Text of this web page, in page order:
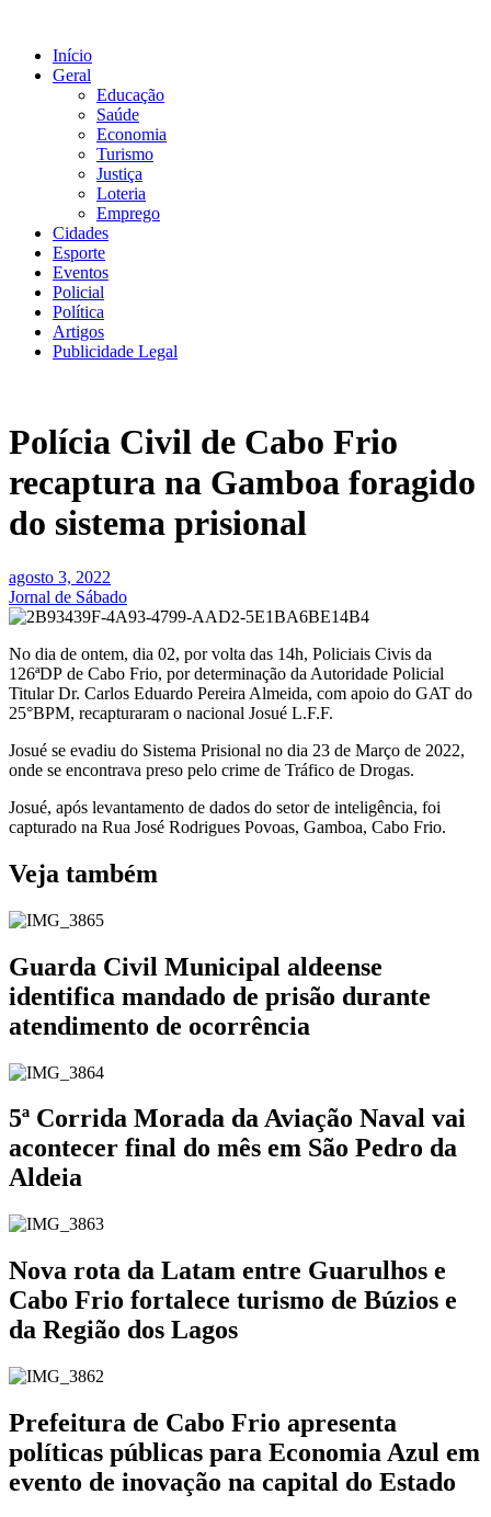
conteúdo
Início
Geral
Educação
Saúde
Economia
Turismo
Justiça
Loteria
Emprego
Cidades
Esporte
Eventos
Policial
Política
Artigos
Publicidade Legal
Polícia Civil de Cabo Frio
recaptura na Gamboa foragido
do sistema prisional
agosto 3, 2022
Jornal de Sábado
No dia de ontem, dia 02, por volta das 14h, Policiais Civis da
126ªDP de Cabo Frio, por determinação da Autoridade Policial
Titular Dr. Carlos Eduardo Pereira Almeida, com apoio do GAT do
25°BPM, recapturaram o nacional Josué L.F.F.
Josué se evadiu do Sistema Prisional no dia 23 de Março de 2022,
onde se encontrava preso pelo crime de Tráfico de Drogas.
Josué, após levantamento de dados do setor de inteligência, foi
capturado na Rua José Rodrigues Povoas, Gamboa, Cabo Frio.
Veja também
Guarda Civil Municipal aldeense
identifica mandado de prisão durante
atendimento de ocorrência
5ª Corrida Morada da Aviação Naval vai
acontecer final do mês em São Pedro da
Aldeia
Nova rota da Latam entre Guarulhos e
Cabo Frio fortalece turismo de Búzios e
da Região dos Lagos
Prefeitura de Cabo Frio apresenta
políticas públicas para Economia Azul em
evento de inovação na capital do Estado